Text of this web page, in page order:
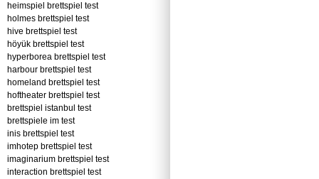
heimspiel brettspiel test
holmes brettspiel test
hive brettspiel test
höyük brettspiel test
hyperborea brettspiel test
harbour brettspiel test
homeland brettspiel test
hoftheater brettspiel test
brettspiel istanbul test
brettspiele im test
inis brettspiel test
imhotep brettspiel test
imaginarium brettspiel test
interaction brettspiel test